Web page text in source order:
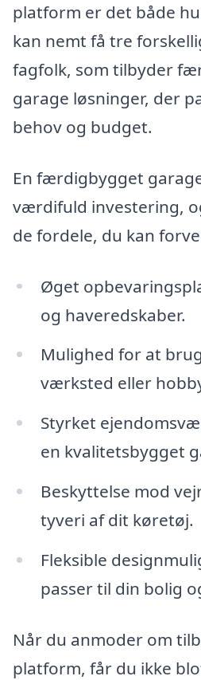
platform er det både
kan nemt få tre
fagfolk, som tilbyder
garage løsninger, der
behov og budget.
En færdigbygget
værdifuld investering,
de fordele, du kan
Øget
og haveredskaber.
Mulighed for at
værksted eller
Styrket
en kvalitetsbygget
Beskyttelse mod
tyveri af dit køretøj.
Fleksible
passer til din bolig
Når du anmoder om
platform, får du ikke